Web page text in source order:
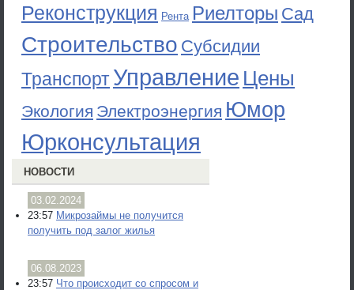
Реконструкция Рента Риелторы Сад
Строительство Субсидии
ТранспортУправление Цены
Экология Электроэнергия Юмор
Юрконсультация
НОВОСТИ
03.02.2024
23:57 Микрозаймы не получится
получить под залог жилья
06.08.2023
23:57 Что происходит со спросом и